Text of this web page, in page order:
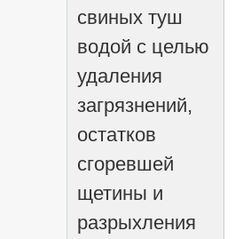
свиных туш
водой с целью
удаления
загрязнений,
остатков
сгоревшей
щетины и
разрыхления